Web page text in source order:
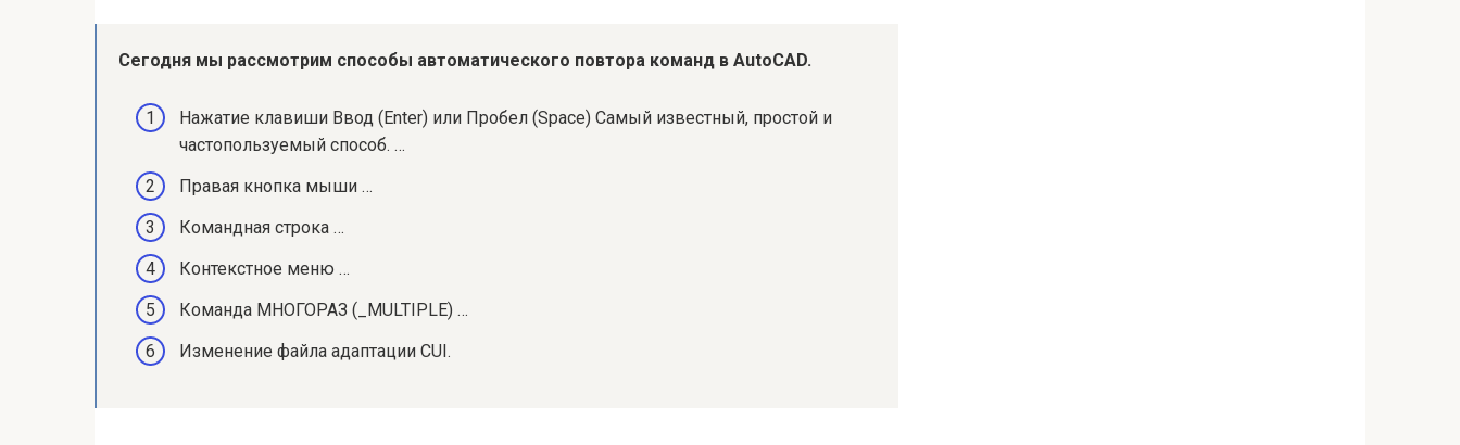
Сегодня мы рассмотрим способы автоматического повтора команд в AutoCAD.
Нажатие клавиши Ввод (Enter) или Пробел (Space) Самый известный, простой и
частопользуемый способ. …
Правая кнопка мыши …
Командная строка …
Контекстное меню …
Команда МНОГОРАЗ (_MULTIPLE) …
Изменение файла адаптации CUI.